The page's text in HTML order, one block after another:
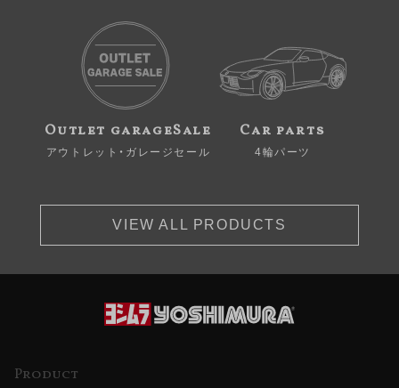
Outlet garageSale
アウトレット・ガレージセール
Car parts
4輪パーツ
VIEW ALL PRODUCTS
Product